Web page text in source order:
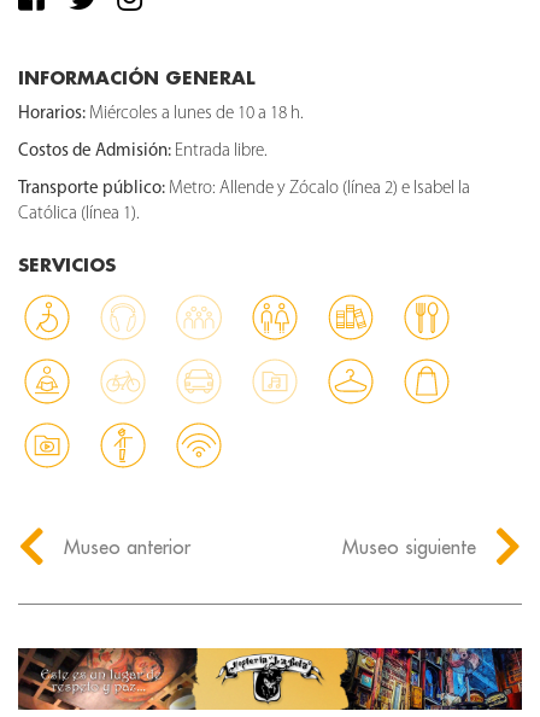
INFORMACIÓN GENERAL
Horarios: Miércoles a lunes de 10 a 18 h.
Costos de Admisión: Entrada libre.
Transporte público: Metro: Allende y Zócalo (línea 2) e Isabel la
Católica (línea 1).
SERVICIOS
Museo anterior Museo siguiente